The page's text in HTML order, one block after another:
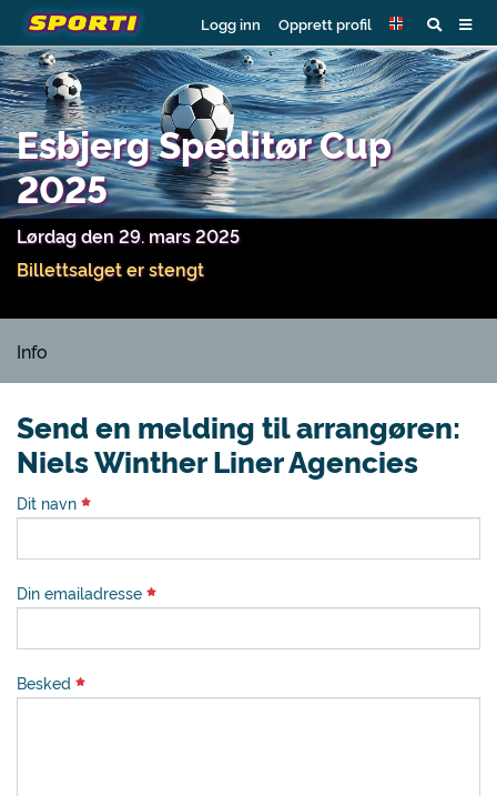
Logg inn Opprett profil
Esbjerg Speditør Cup
2025
Lørdag den 29. mars 2025
Billettsalget er stengt
Info
Send en melding til arrangøren:
Niels Winther Liner Agencies
Dit navn
Din emailadresse
Besked